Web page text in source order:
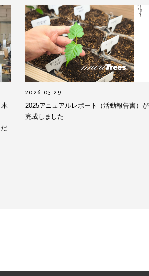
木
2026.05.29
2025アニュアルレポート（活動報告書）が
完成しました